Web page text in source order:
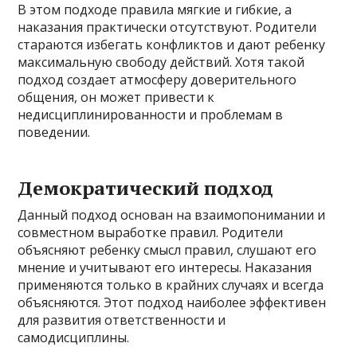
В этом подходе правила мягкие и гибкие, а
наказания практически отсутствуют. Родители
стараются избегать конфликтов и дают ребенку
максимальную свободу действий. Хотя такой
подход создает атмосферу доверительного
общения, он может привести к
недисциплинированности и проблемам в
поведении.
Демократический подход
Данный подход основан на взаимопонимании и
совместном выработке правил. Родители
объясняют ребенку смысл правил, слушают его
мнение и учитывают его интересы. Наказания
применяются только в крайних случаях и всегда
объясняются. Этот подход наиболее эффективен
для развития ответственности и
самодисциплины.